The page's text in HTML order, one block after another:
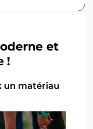
et
!
un matériau